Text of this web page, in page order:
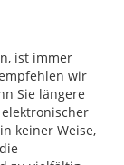
ist immer
wir
Sie längere
keiner Weise,